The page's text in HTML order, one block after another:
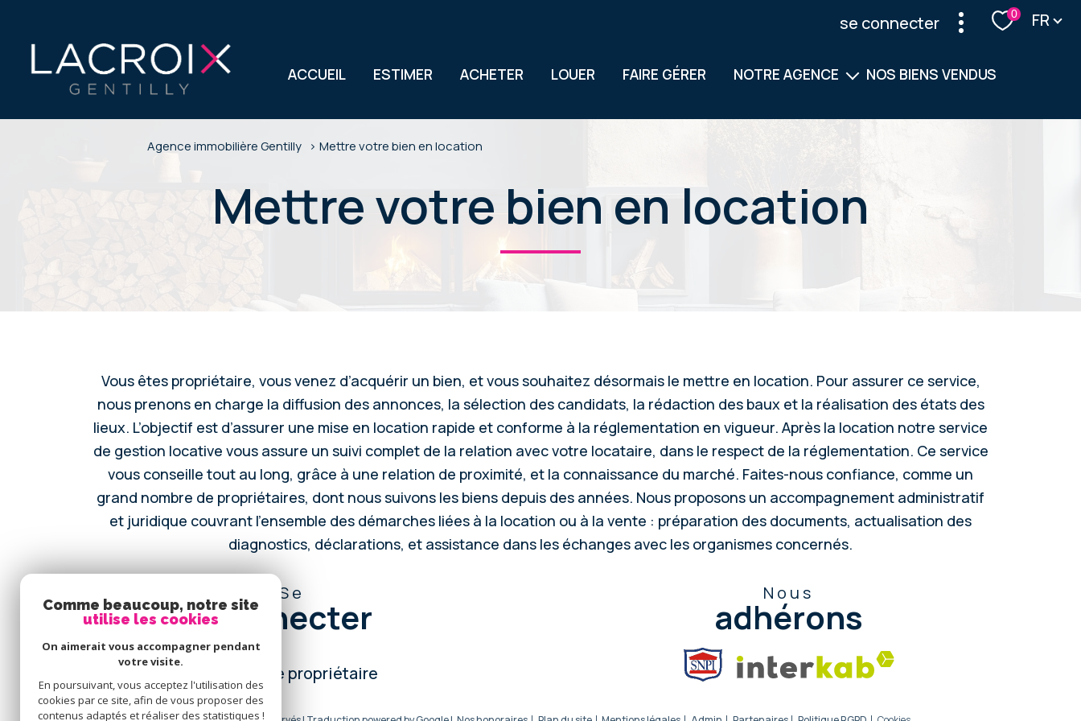
se connecter 0 Langue
FR
ACCUEIL ESTIMER ACHETER LOUER FAIRE GÉRER NOTRE AGENCE
Notre équipe
NOS BIENS VENDUS
Agence immobilière Gentilly Mettre votre bien en location
mettre votre bien en location
Vous êtes propriétaire, vous venez d’acquérir un bien, et vous souhaitez désormais le mettre en location. Pour assurer ce service,
nous prenons en charge la diffusion des annonces, la sélection des candidats, la rédaction des baux et la réalisation des états des
lieux. L’objectif est d’assurer une mise en location rapide et conforme à la réglementation en vigueur. Après la location notre service
de gestion locative vous assure un suivi complet de la relation avec votre locataire, dans le respect de la réglementation. Ce service
vous conseille tout au long, grâce à une relation de proximité, et la connaissance du marché. Faites-nous confiance, comme un
grand nombre de propriétaires, dont nous suivons les biens depuis des années. Nous proposons un accompagnement administratif
et juridique couvrant l’ensemble des démarches liées à la location ou à la vente : préparation des documents, actualisation des
diagnostics, déclarations, et assistance dans les échanges avec les organismes concernés.
Se
connecter
espace propriétaire
Nous
adhérons
Comme beaucoup, notre site
utilise les cookies
On aimerait vous accompagner pendant
votre visite.
En poursuivant, vous acceptez l'utilisation des
cookies par ce site, afin de vous proposer des
contenus adaptés et réaliser des statistiques !